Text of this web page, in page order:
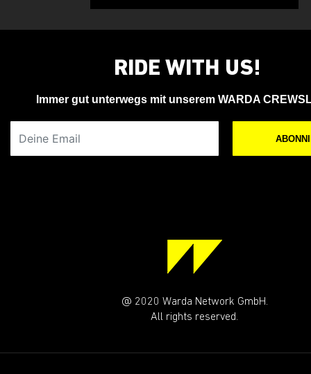
RIDE WITH US!
Immer gut unterwegs mit unserem WARDA
@ 2020 Warda Network GmbH.
All rights reserved.